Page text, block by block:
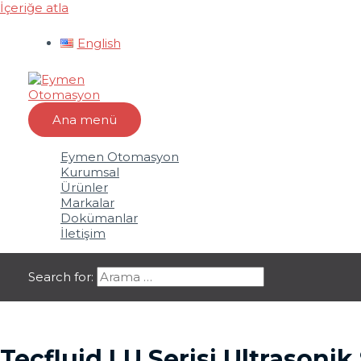
İçeriğe atla
English
Ana menü
Eymen Otomasyon
Kurumsal
Ürünler
Markalar
Dokümanlar
İletişim
Search for: